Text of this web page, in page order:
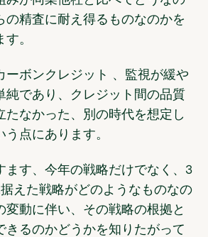
の精査に耐え得るものなのかを
。
ーボンクレジット 、監視が緩や
純であり、クレジット間の品質
たなかった、別の時代を想定し
点にあります。
ます、今年の戦略だけでなく、3
えた戦略がどのようなものなの
変動に伴い、その戦略の根拠と
きるのかどうかを知りたがって